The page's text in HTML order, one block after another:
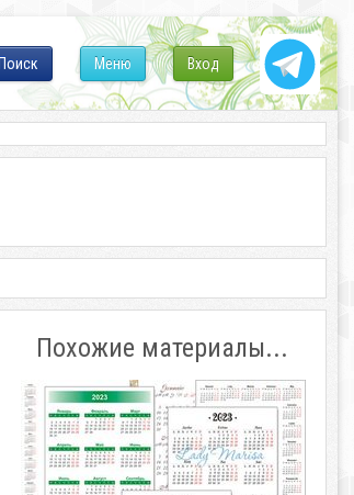
Вход
Меню
Поиск
Похожие материалы...